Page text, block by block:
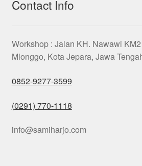
Contact Info
Workshop : Jalan KH. Nawawi
Mlonggo, Kota Jepara, Jawa
0852-9277-3599
(0291) 770-1118
info@samiharjo.com